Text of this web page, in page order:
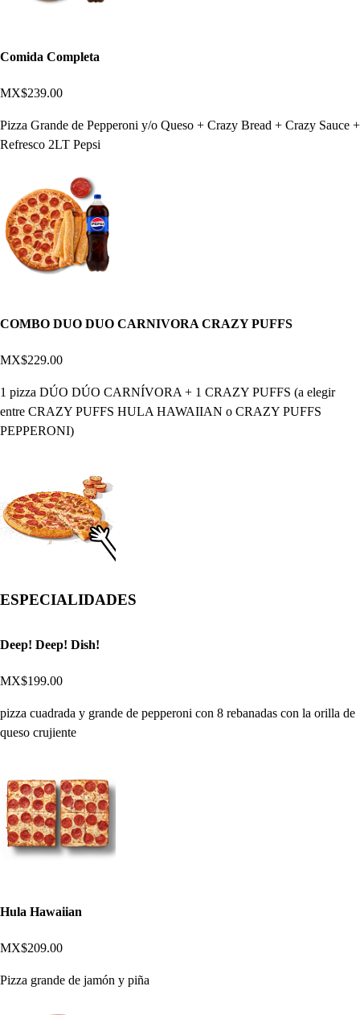
Comida Completa
MX$239.00
Pizza Grande de Pepperoni y/o Queso + Crazy Bread + Crazy Sauce +
Refresco 2LT Pepsi
COMBO DUO DUO CARNIVORA CRAZY PUFFS
MX$229.00
1 pizza DÚO DÚO CARNÍVORA + 1 CRAZY PUFFS (a elegir
entre CRAZY PUFFS HULA HAWAIIAN o CRAZY PUFFS
PEPPERONI)
ESPECIALIDADES
Deep! Deep! Dish!
MX$199.00
pizza cuadrada y grande de pepperoni con 8 rebanadas con la orilla de
queso crujiente
Hula Hawaiian
MX$209.00
Pizza grande de jamón y piña